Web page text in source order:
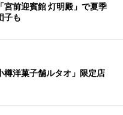
宮前迎賓館 灯明殿」で夏季
子も
樽洋菓子舗ルタオ」限定店